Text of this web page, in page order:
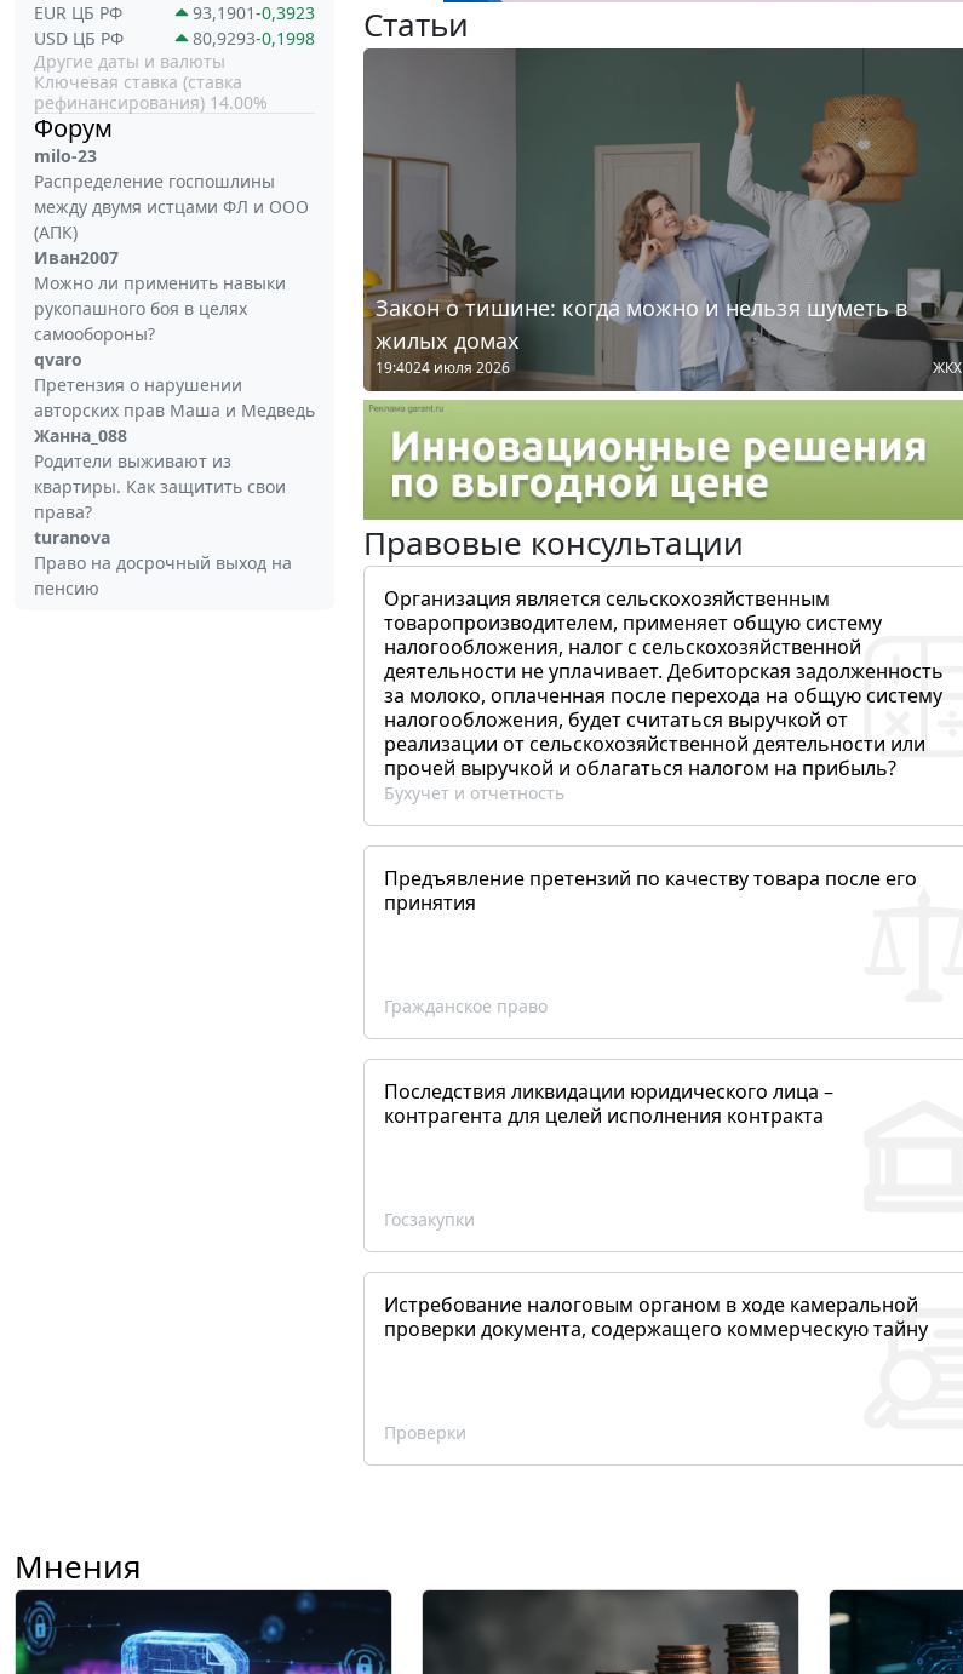
EUR ЦБ РФ
93,1901-0,3923
USD ЦБ РФ
80,9293-0,1998
Другие даты и валюты
Ключевая ставка (ставка
рефинансирования) 14.00%
Форум
milo-23
Распределение госпошлины
между двумя истцами ФЛ и ООО
(АПК)
Иван2007
Можно ли применить навыки
рукопашного боя в целях
самообороны?
qvaro
Претензия о нарушении
авторских прав Маша и Медведь
Жанна_088
Родители выживают из
квартиры. Как защитить свои
права?
turanova
Право на досрочный выход на
пенсию
Статьи
Закон о тишине: когда можно и нельзя шуметь в
жилых домах
19:4024 июля 2026 ЖКХ
Правовые консультации
Организация является сельскохозяйственным
товаропроизводителем, применяет общую систему
налогообложения, налог с сельскохозяйственной
деятельности не уплачивает. Дебиторская задолженность
за молоко, оплаченная после перехода на общую систему
налогообложения, будет считаться выручкой от
реализации от сельскохозяйственной деятельности или
прочей выручкой и облагаться налогом на прибыль?
Бухучет и отчетность
Предъявление претензий по качеству товара после его
принятия
Гражданское право
Последствия ликвидации юридического лица –
контрагента для целей исполнения контракта
Госзакупки
Истребование налоговым органом в ходе камеральной
проверки документа, содержащего коммерческую тайну
Проверки
Мнения